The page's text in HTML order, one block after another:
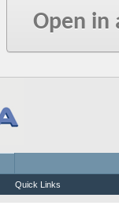
Open in
Quick Links